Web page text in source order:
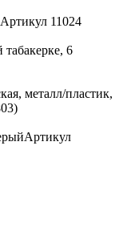
Артикул 11024
табакерке, 6
металл/пластик,
Артикул